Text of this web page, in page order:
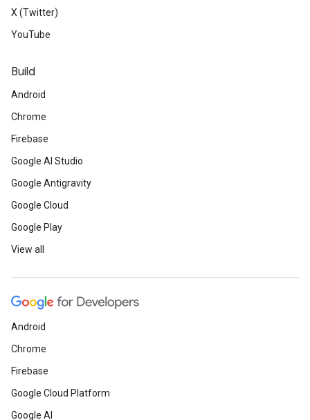
X (Twitter)
YouTube
Build
Android
Chrome
Firebase
Google AI Studio
Google Antigravity
Google Cloud
Google Play
View all
Android
Chrome
Firebase
Google Cloud Platform
Google AI